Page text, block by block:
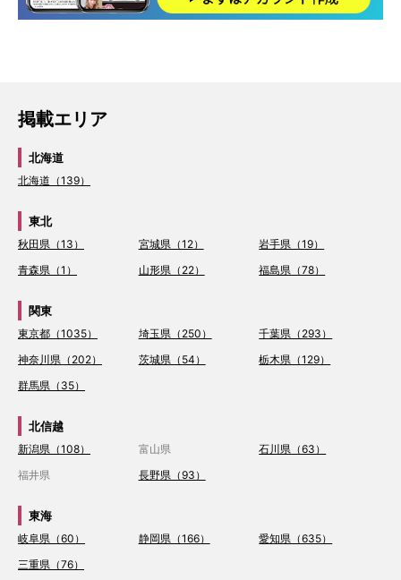
掲載エリア
北海道
北海道（139）
東北
秋田県（13） 宮城県（12）
岩手県（19）
青森県（1）
山形県（22） 福島県（78）
関東
東京都（1035） 埼玉県（250）
千葉県（293）
神奈川県（202）
茨城県（54）
栃木県（129）
群馬県（35）
北信越
新潟県（108） 富山県
石川県（63）
福井県
長野県（93）
東海
岐阜県（60） 静岡県（166）
愛知県（635）
三重県（76）